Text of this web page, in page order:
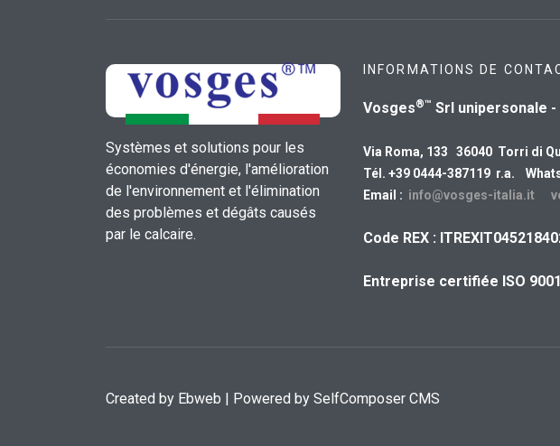
Systèmes et solutions pour les
économies d'énergie, l'amélioration
de l'environnement et l'élimination
des problèmes et dégâts causés
par le calcaire.
INFORMATIONS DE
Vosges®™ Srl unipersonale -
Via Roma, 133 36040 Torri di
Tél. +39 0444-387119 r.a.
Email : info@vosges-italia.it
Code REX :
Entreprise certifiée ISO
Created by Ebweb | Powered by SelfComposer CMS